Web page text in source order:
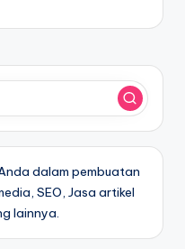
dalam pembuatan
SEO, Jasa artikel
lainnya.